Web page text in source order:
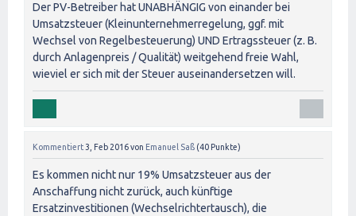
Der PV-Betreiber hat UNABHÄNGIG von einander bei
Umsatzsteuer (Kleinunternehmerregelung, ggf. mit
Wechsel von Regelbesteuerung) UND Ertragssteuer (z. B.
durch Anlagenpreis / Qualität) weitgehend freie Wahl,
wieviel er sich mit der Steuer auseinandersetzen will.
Kommentiert 3, Feb 2016von Emanuel Saß (40 Punkte)
Es kommen nicht nur 19% Umsatzsteuer aus der
Anschaffung nicht zurück, auch künftige
Ersatzinvestitionen (Wechselrichtertausch), die